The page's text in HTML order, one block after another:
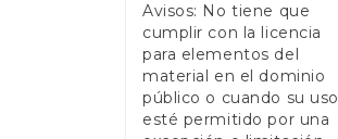
Avisos: No tiene que
cumplir con la licencia
para elementos del
material en el dominio
público o cuando su uso
esté permitido por una